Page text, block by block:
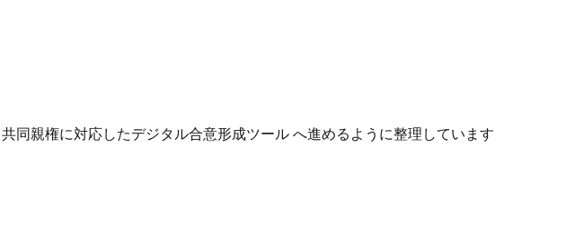
同親権に対応したデジタル合意形成ツール へ進めるように整理しています